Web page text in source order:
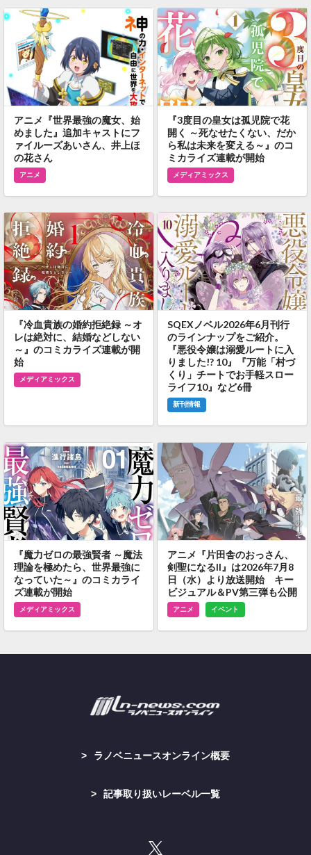
アニメ『世界最強の魔女、始
めました』追加キャストにフ
ァイルーズあいさん、井上ほ
の花さん
アニメ
『3度目の皇女は孤児院で花
開く ～死なせたくない、だか
ら私は未来を変える～』のコ
ミカライズ連載が開始
メディアミックス
『冷血貴族の婚約拒絶録 ～オ
レは絶対に、結婚などしない
～』のコミカライズ連載が開
始
メディアミックス
SQEXノベル2026年6月刊行
のラインナップをご紹介。
『悪役令嬢は溺愛ルートに入
りました!? 10』『万能「村づ
くり」チートでお手軽スロー
ライフ10』など6冊
新刊情報
『魔力ゼロの最強賢者 ～魔法
理論を極めたら、世界最強に
なっていた～』のコミカライ
ズ連載が開始
メディアミックス
アニメ『片田舎のおっさん、
剣聖になるII』は2026年7月8
日（水）より放送開始 キー
ビジュアル＆PV第三弾も公開
アニメ イベント
ラノベニュースオンライン概要
記事取り扱いレーベル一覧